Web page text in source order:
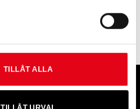
TILLÅT ALLA
Amerikavägen 6B, 39356 KALMAR